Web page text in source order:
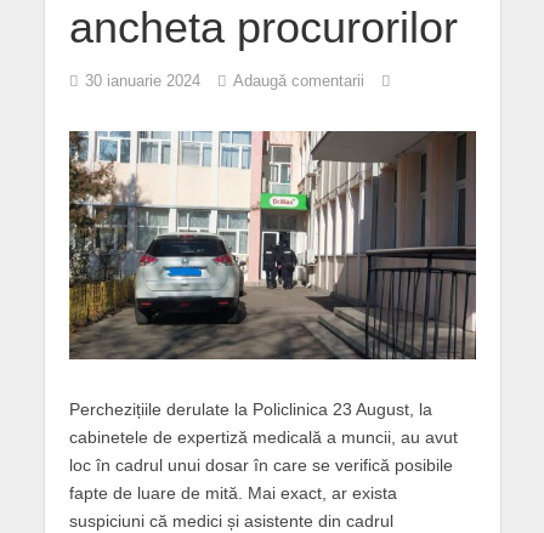
ancheta procurorilor
30 ianuarie 2024 Adaugă comentarii
Perchezițiile derulate la Policlinica 23 August, la
cabinetele de expertiză medicală a muncii, au avut
loc în cadrul unui dosar în care se verifică posibile
fapte de luare de mită. Mai exact, ar exista
suspiciuni că medici și asistente din cadrul